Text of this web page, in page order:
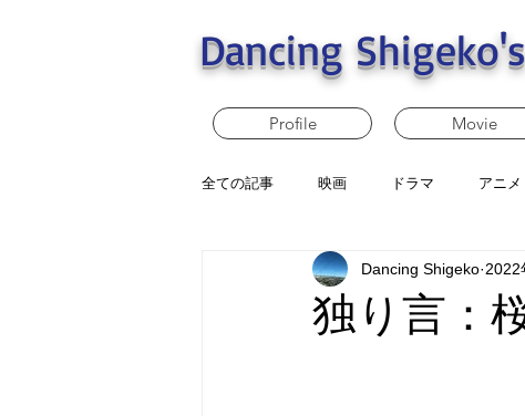
Dancing
Profile Movie
全ての記事 映画 ドラマ アニメ
独り言：
Dancing Shigeko 2022